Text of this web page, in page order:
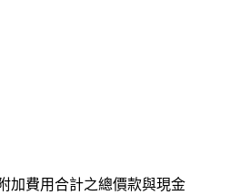
加費用合計之總價款與現金